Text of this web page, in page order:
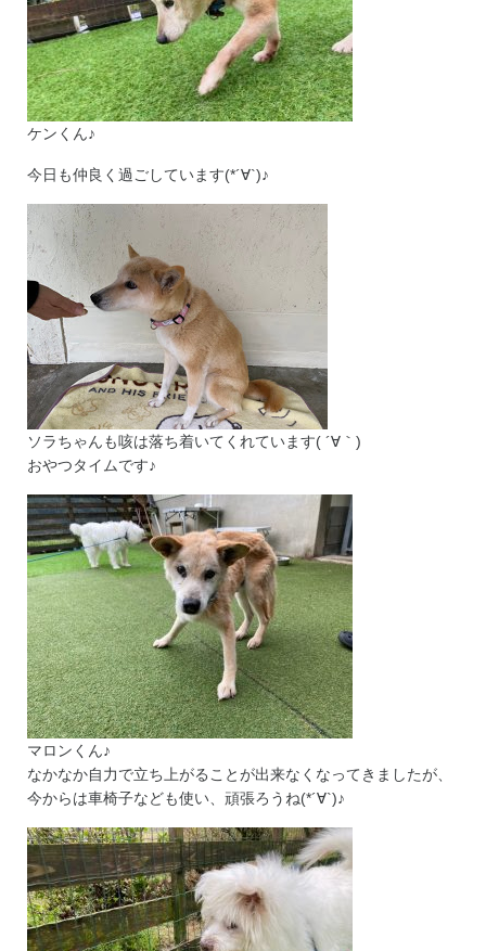
ケンくん♪
今日も仲良く過ごしています(*´∀`)♪
ソラちゃんも咳は落ち着いてくれています( ´∀｀)
おやつタイムです♪
マロンくん♪
なかなか自力で立ち上がることが出来なくなってきましたが、
今からは車椅子なども使い、頑張ろうね(*´∀`)♪